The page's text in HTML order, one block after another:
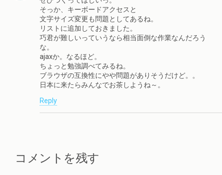
そっか、キーボードアクセスと
文字サイズ変更も問題としてあるね。
リストに追加しておきました。
巧君が難しいっていうなら相当面倒な作業なんだろう
な。
ajaxか。なるほど。
ちょっと勉強調べてみるね。
ブラウザの互換性にやや問題がありそうだけど。。
日本に来たらみんなでお茶しようね～。
Reply
コメントを残す